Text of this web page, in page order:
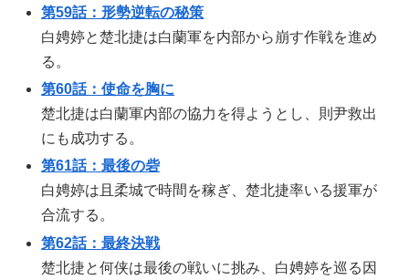
第59話：形勢逆転の秘策
白娉婷と楚北捷は白蘭軍を内部から崩す作戦を進め
る。
第60話：使命を胸に
楚北捷は白蘭軍内部の協力を得ようとし、則尹救出
にも成功する。
第61話：最後の砦
白娉婷は且柔城で時間を稼ぎ、楚北捷率いる援軍が
合流する。
第62話：最終決戦
楚北捷と何侠は最後の戦いに挑み、白娉婷を巡る因